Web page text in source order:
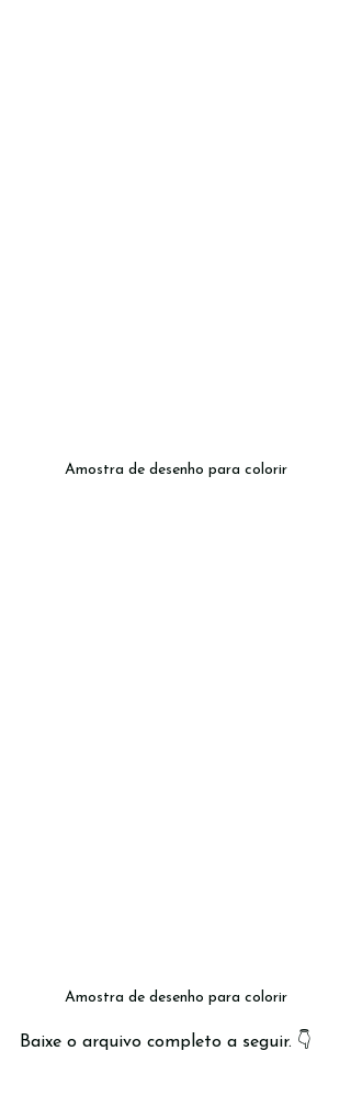
Amostra de desenho para colorir
Amostra de desenho para colorir
Baixe o arquivo completo a seguir. 👇